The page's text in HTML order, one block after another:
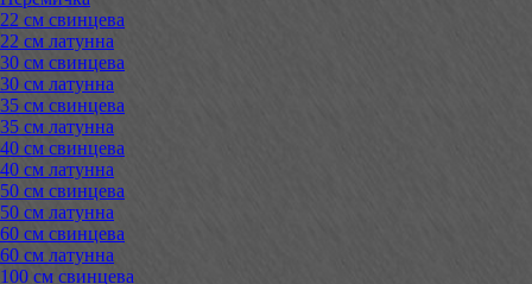
22 см свинцева
22 см латунна
30 см свинцева
30 см латунна
35 см свинцева
35 см латунна
40 см свинцева
40 см латунна
50 см свинцева
50 см латунна
60 см свинцева
60 см латунна
100 см свинцева